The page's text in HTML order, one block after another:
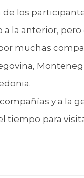
de los
a la anterior,
muchas
compañías y a la
tiempo para